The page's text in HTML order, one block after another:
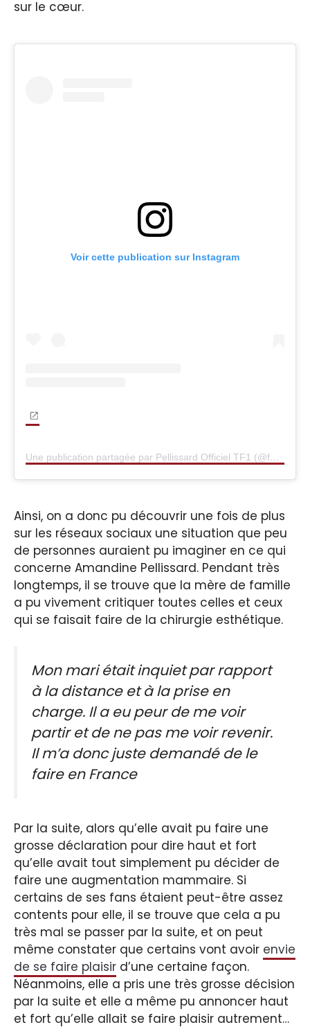
sur le cœur.
Voir cette publication sur Instagram
Une publication partagée par Pellissard Officiel TF1 (@famille.pellissard.tf1)
Ainsi, on a donc pu découvrir une fois de plus
sur les réseaux sociaux une situation que peu
de personnes auraient pu imaginer en ce qui
concerne Amandine Pellissard. Pendant très
longtemps, il se trouve que la mère de famille
a pu vivement critiquer toutes celles et ceux
qui se faisait faire de la chirurgie esthétique.
Mon mari était inquiet par rapport
à la distance et à la prise en
charge. Il a eu peur de me voir
partir et de ne pas me voir revenir.
Il m’a donc juste demandé de le
faire en France
Par la suite, alors qu’elle avait pu faire une
grosse déclaration pour dire haut et fort
qu’elle avait tout simplement pu décider de
faire une augmentation mammaire. Si
certains de ses fans étaient peut-être assez
contents pour elle, il se trouve que cela a pu
très mal se passer par la suite, et on peut
même constater que certains vont avoir envie
de se faire plaisir d’une certaine façon.
Néanmoins, elle a pris une très grosse décision
par la suite et elle a même pu annoncer haut
et fort qu’elle allait se faire plaisir autrement…